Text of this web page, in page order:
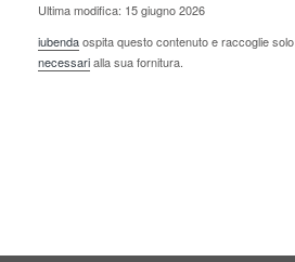
Ultima modifica: 15 giugno 2026
iubendaospita questo contenuto e raccoglie solo
necessarialla sua fornitura.